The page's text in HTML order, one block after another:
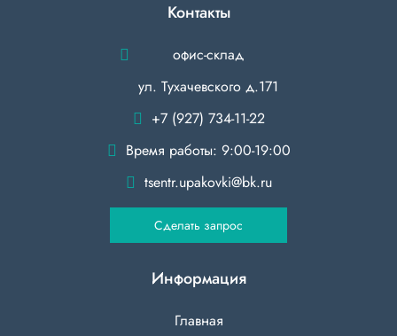
Контакты
офис-склад
ул. Тухачевского д.171
+7 (927) 734-11-22
Время работы: 9:00-19:00
tsentr.upakovki@bk.ru
Сделать запрос
Информация
Главная